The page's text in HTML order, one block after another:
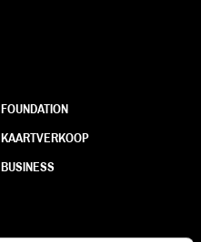
FOUNDATION
KAARTVERKOOP
BUSINESS